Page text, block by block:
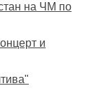
на ЧМ по
и